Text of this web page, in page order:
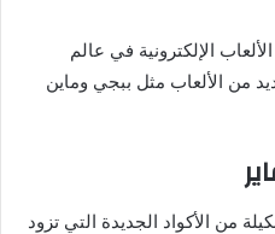
الإلكترونية في عالم
من الألعاب مثل ببجي وماين
من الأكواد الجديدة التي تزود